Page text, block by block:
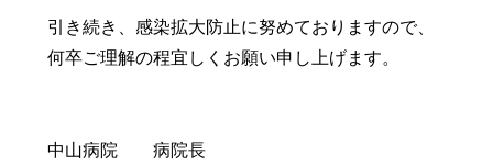
引き続き、感染拡大防止に努めておりますので、
何卒ご理解の程宜しくお願い申し上げます。
中山病院 病院長